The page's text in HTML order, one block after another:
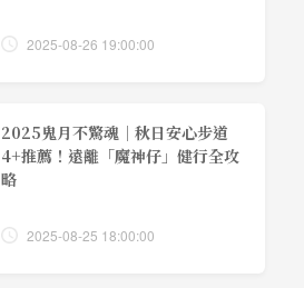
2025-08-26 19:00:00
2025鬼月不驚魂｜秋日安心步道
4+推薦！遠離「魔神仔」健行全攻
略
2025-08-25 18:00:00